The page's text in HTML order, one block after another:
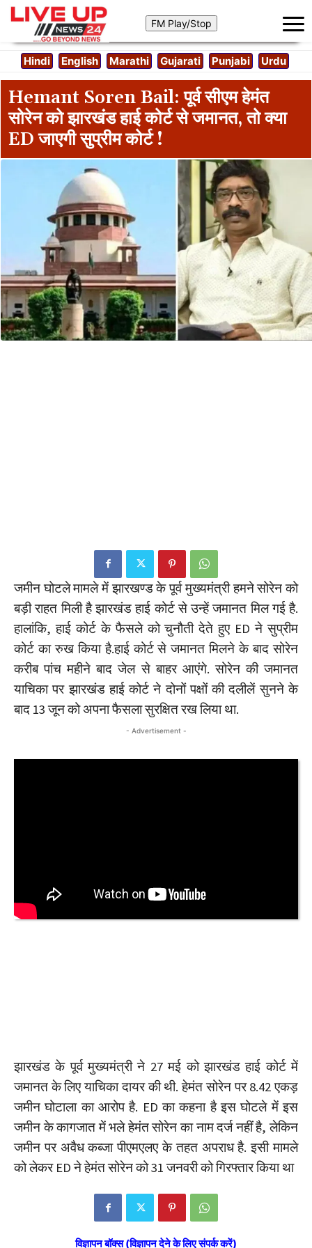
Hindi English Marathi Gujarati Punjabi Urdu
Hemant Soren Bail: पूर्व सीएम हेमंत
सोरेन को झारखंड हाई कोर्ट से जमानत, तो क्या
ED जाएगी सुप्रीम कोर्ट !
जमीन घोटले मामले में झारखण्ड के पूर्व मुख्यमंत्री हमने सोरेन को
बड़ी राहत मिली है झारखंड हाई कोर्ट से उन्हें जमानत मिल गई है.
हालांकि, हाई कोर्ट के फैसले को चुनौती देते हुए ED ने सुप्रीम
कोर्ट का रुख किया है.हाई कोर्ट से जमानत मिलने के बाद सोरेन
करीब पांच महीने बाद जेल से बाहर आएंगे. सोरेन की जमानत
याचिका पर झारखंड हाई कोर्ट ने दोनों पक्षों की दलीलें सुनने के
बाद 13 जून को अपना फैसला सुरक्षित रख लिया था.
- Advertisement -
झारखंड के पूर्व मुख्यमंत्री ने 27 मई को झारखंड हाई कोर्ट में
जमानत के लिए याचिका दायर की थी. हेमंत सोरेन पर 8.42 एकड़
जमीन घोटाला का आरोप है. ED का कहना है इस घोटले में इस
जमीन के कागजात में भले हेमंत सोरेन का नाम दर्ज नहीं है, लेकिन
जमीन पर अवैध कब्जा पीएमएलए के तहत अपराध है. इसी मामले
को लेकर ED ने हेमंत सोरेन को 31 जनवरी को गिरफ्तार किया था
विज्ञापन बॉक्स (विज्ञापन देने के लिए संपर्क करें)